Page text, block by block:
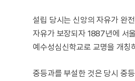
설립 당시는 신앙의 자유가 완
자유가 보장되자 1887년에 서
예수성심신학교로 교명을 개
중등과를 부설한 것은 당시 중